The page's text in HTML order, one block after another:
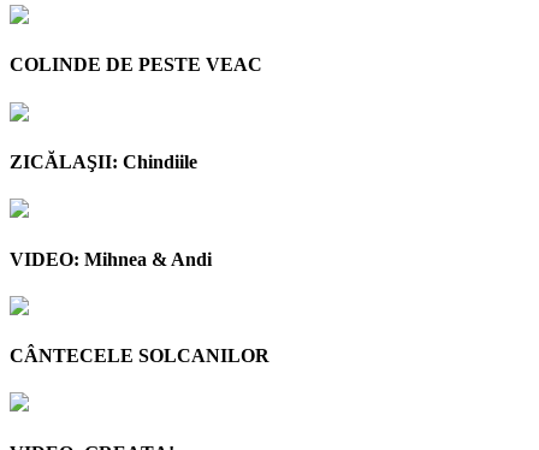
COLINDE DE PESTE VEAC
ZICĂLAŞII: Chindiile
VIDEO: Mihnea & Andi
CÂNTECELE SOLCANILOR